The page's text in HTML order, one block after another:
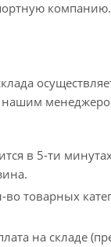
компанию.
нашим
в 5-ти
товарных
на складе